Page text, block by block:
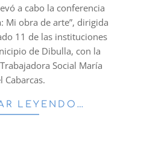
a cabo la conferencia
Mi obra de arte”, dirigida
11 de las instituciones
de Dibulla, con la
Social María
Cabarcas.
LEYENDO…